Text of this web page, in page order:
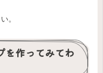
。
を作ってみてわ